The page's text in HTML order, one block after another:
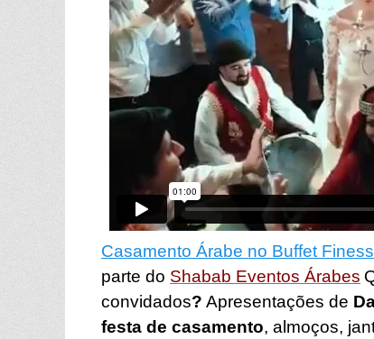
Casamento Árabe no Buffet
parte do Shabab Eventos Árabes
convidados? Apresentações de
festa de casamento, almoços,